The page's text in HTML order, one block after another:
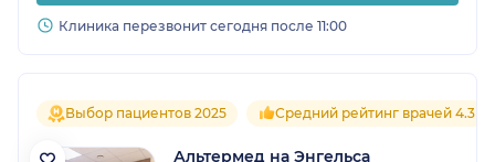
Клиника перезвонит сегодня после 11:00
Выбор пациентов 2025 Средний рейтинг врачей 4.3
Альтермед на Энгельса